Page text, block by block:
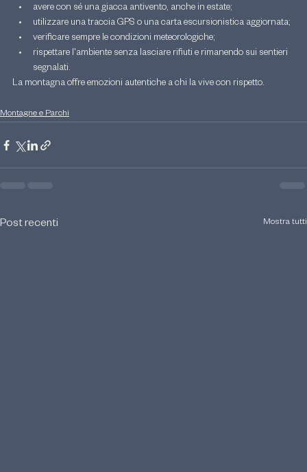
avere con sé una giacca antivento, anche in estate;
utilizzare una traccia GPS o una carta escursionistica aggiornata;
verificare sempre le condizioni meteorologiche;
rispettare l'ambiente senza lasciare rifiuti e rimanendo sui sentieri
segnalati.
La montagna offre emozioni autentiche a chi la vive con rispetto.
Montagne e Parchi
Post recenti Mostra tutti